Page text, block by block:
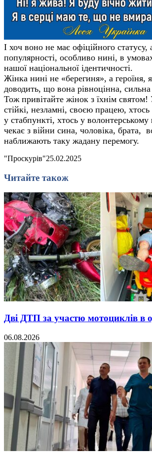
І хоч воно не має офіційного статусу,
популярності, особливо нині, в
нашої національної ідентичності.
Жінка нині не «берегиня», а героїня,
доводить, що вона рівноцінна,
Тож привітайте жінок з їхнім святом!
стійкі, незламні, своєю працею,
у стабпункті, хтось у волонтерському
чекає з війни сина, чоловіка, брата,
наближають таку жадану перемогу.
"Проскурів"25.02.2025
Читайте також
Дві ДТП за участю мотоциклів в
06.08.2026